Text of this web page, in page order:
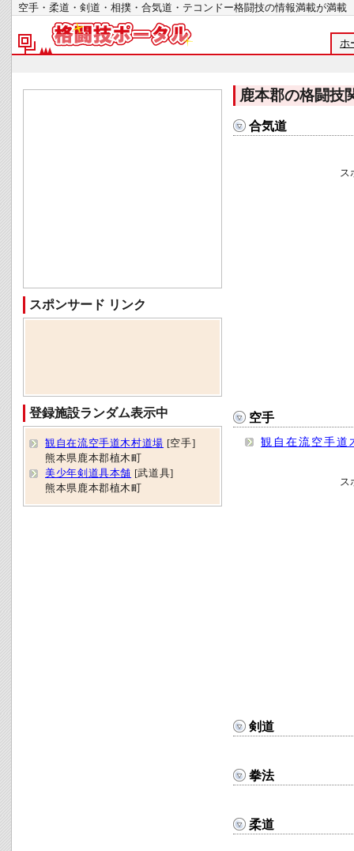
空手・柔道・剣道・相撲・合気道・テコンドー格闘技の情報満載が
ホ
鹿本郡の格闘技
合気道
ス
空手
観自在流空手道
ス
剣道
拳法
柔道
スポンサード リンク
登録施設ランダム表示中
観自在流空手道木村道場 [空手]
熊本県鹿本郡植木町
美少年剣道具本舗 [武道具]
熊本県鹿本郡植木町